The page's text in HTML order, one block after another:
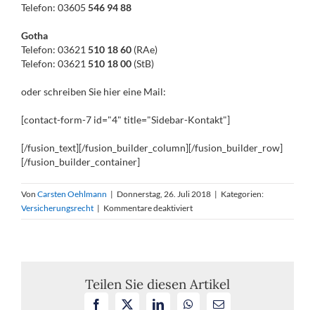
Telefon: 03605 546 94 88
Gotha
Telefon: 03621 510 18 60 (RAe)
Telefon: 03621 510 18 00 (StB)
oder schreiben Sie hier eine Mail:
[contact-form-7 id="4" title="Sidebar-Kontakt"]
[/fusion_text][/fusion_builder_column][/fusion_builder_row]
[/fusion_builder_container]
Von Carsten Oehlmann | Donnerstag, 26. Juli 2018 | Kategorien:
Versicherungsrecht | Kommentare deaktiviertfür
Verkehrssicherungspflicht
herabfallendem
Spiegel
Teilen Sie diesen Artikel
Facebook LinkedInWhatsApp
E-